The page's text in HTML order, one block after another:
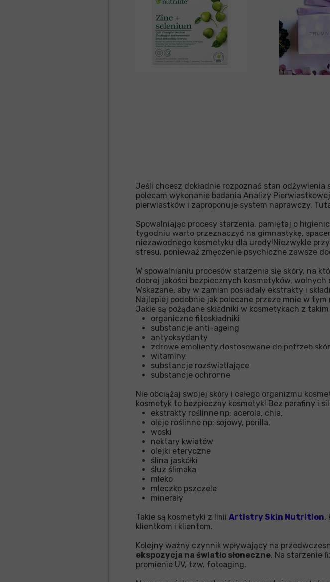
Jeśli chcesz dokładnie rozpoznać stan
polecam wykonanie badania Analizy
pierwiastków i zaproponuje system naprawczy.
Spowalniając procesy starzenia, pamiętaj o
tygodniu warto przeznaczyć na gimnastykę,
niezawodnego kosmetyku dla urody!Niezwykle
stresu, ponieważ zmęczenie psychiczne zawsze
W spowalnianiu procesów starzenia się skóry, na
dobrej jakości bezpiecznych kosmetyków,
Wskazane, aby w zamian posiadały ekstrakty i
Najlepiej podobnie jak polecane przeze mnie w tym
Jakie są pożądane składniki w kosmetykach z
organiczne fitoskładniki
substancje anti-ageing
antyoksydanty
zdrowe emolienty dostosowane do potrzeb
witaminy
substancje rozświetlające
substancje ochronne
Nie obciążaj swojej skóry i całego organizmu
kosmetyk to bezpieczny kosmetyk! Bez parafiny i
ekstrakty roślinne np: acerola, chia,
oleje roślinne np: sojowy, perilla,
woski
nektary kwiatów
olejki eteryczne
ślina jaskółki
śluz ślimaka
mleko
mleczko pszczele
minerały
Takie są kosmetyki z linii Artistry Skin Nutrition,
klientkom i klientom.
Kolejny ważny czynnik wpływający na
ekspozycja na światło słoneczne. Na starzenie
promienie UV, tzw. fotoaging.